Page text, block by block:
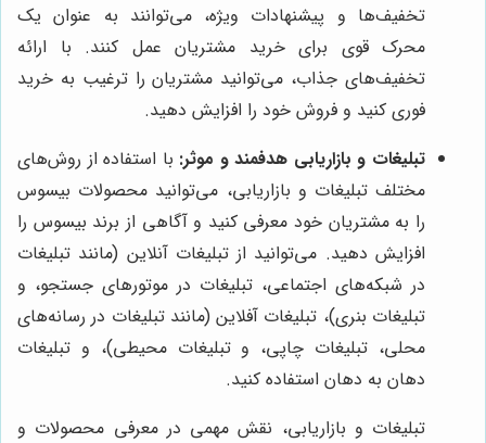
تخفیف‌ها و پیشنهادات ویژه، می‌توانند به عنوان یک
محرک قوی برای خرید مشتریان عمل کنند. با ارائه
تخفیف‌های جذاب، می‌توانید مشتریان را ترغیب به خرید
فوری کنید و فروش خود را افزایش دهید.
تبلیغات و بازاریابی هدفمند و موثر: با استفاده از روش‌های
مختلف تبلیغات و بازاریابی، می‌توانید محصولات بیسوس
را به مشتریان خود معرفی کنید و آگاهی از برند بیسوس را
افزایش دهید. می‌توانید از تبلیغات آنلاین (مانند تبلیغات
در شبکه‌های اجتماعی، تبلیغات در موتورهای جستجو، و
تبلیغات بنری)، تبلیغات آفلاین (مانند تبلیغات در رسانه‌های
محلی، تبلیغات چاپی، و تبلیغات محیطی)، و تبلیغات
دهان به دهان استفاده کنید.
تبلیغات و بازاریابی، نقش مهمی در معرفی محصولات و